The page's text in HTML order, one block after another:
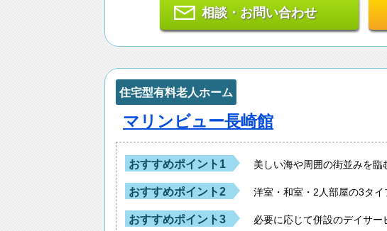
相談・お問い合わせ
住宅型有料老人ホーム
マリンビュー長崎館
おすすめポイント1 美しい海や周囲の街並みを
おすすめポイント2 洋室・和室・2人部屋の3タ
おすすめポイント3 必要に応じて併設のデイサー